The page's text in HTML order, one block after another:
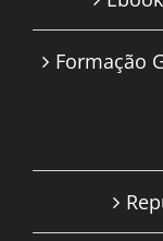
Formação